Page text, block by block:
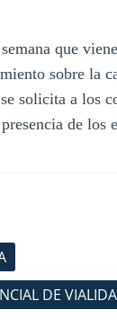
que
sobre la
solicita a los
de los
DE